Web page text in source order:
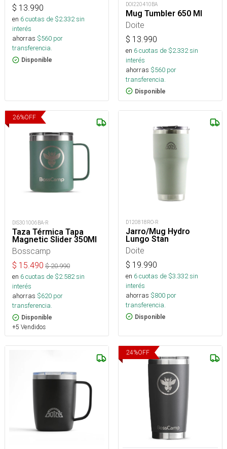
$ 13.990
en 6cuotas de $2.332sin
interés
ahorras $560 por
transferencia.
Disponible
DOI220410BA
Mug Tumbler 650 Ml
Doite
$ 13.990
en 6cuotas de $2.332sin
interés
ahorras $560 por
transferencia.
Disponible
26%OFF
DIS301006BA-R
Taza Térmica Tapa
Magnetic Slider 350Ml
Bosscamp
$ 15.490 $20.990
en 6cuotas de $2.582sin
interés
ahorras $620 por
transferencia.
Disponible
+5 Vendidos
D120818RO-R
Jarro/Mug Hydro
Lungo Stan
Doite
$ 19.990
en 6cuotas de $3.332sin
interés
ahorras $800 por
transferencia.
Disponible
24%OFF